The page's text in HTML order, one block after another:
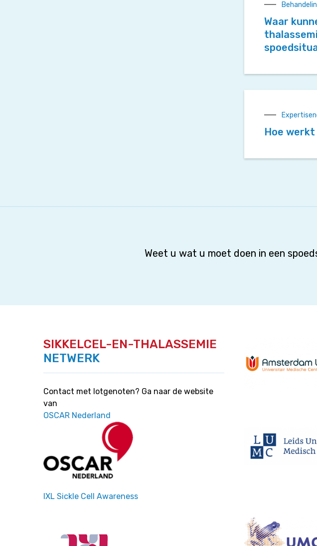
Waar
Hoe
Weet u wat u moet doen in een
SIKKELCEL-EN-THALASSEMIE
NETWERK
Contact met lotgenoten? Ga naar de website
van
OSCAR Nederland
IXL Sickle Cell Awareness